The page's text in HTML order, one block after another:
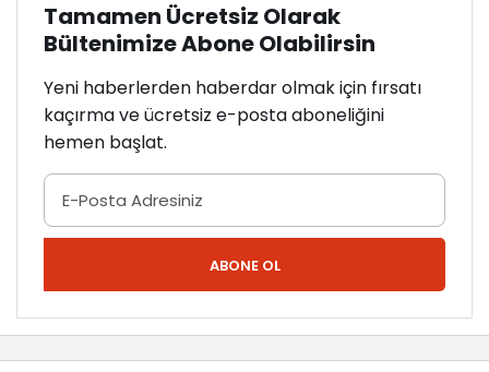
Tamamen Ücretsiz Olarak
Bültenimize Abone Olabilirsin
Yeni haberlerden haberdar olmak için fırsatı
kaçırma ve ücretsiz e-posta aboneliğini
hemen başlat.
ABONE OL